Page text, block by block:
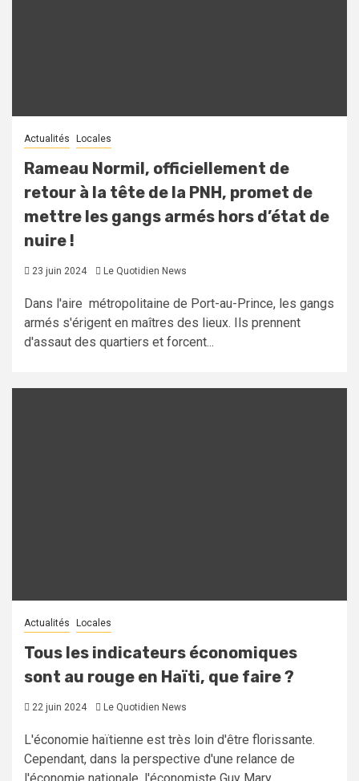
Actualités Locales
Rameau Normil, officiellement de
retour à la tête de la PNH, promet de
mettre les gangs armés hors d’état de
nuire !
23 juin 2024 Le Quotidien News
Dans l'aire métropolitaine de Port-au-Prince, les gangs
armés s'érigent en maîtres des lieux. Ils prennent
d'assaut des quartiers et forcent...
Actualités Locales
Tous les indicateurs économiques
sont au rouge en Haïti, que faire ?
22 juin 2024 Le Quotidien News
L'économie haïtienne est très loin d'être florissante.
Cependant, dans la perspective d'une relance de